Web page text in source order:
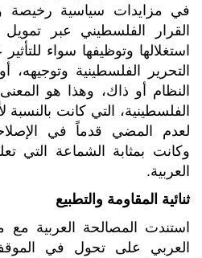
في مزايدات سياسية رخيصة
القرار الفلسطيني عبر
استغلالها وتوظيفها سواء
التحرير الفلسطينية
النظام أو ذاك، وهذا هو
الفلسطينية، التي كانت
لعدم المضي قدماً في
وكانت بمثابة الشماعة التي
العربية.
ثنائية المقاومة والتطبيع
استندت المصالحة العربية
العربي على تحول في